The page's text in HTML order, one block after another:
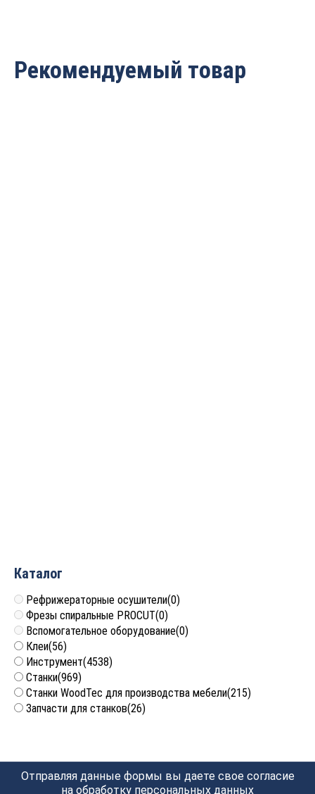
Рекомендуемый товар
Каталог
Рефрижераторные осушители(0)
Фрезы спиральные PROCUT(0)
Вспомогательное оборудование(0)
Клеи(56)
Инструмент(4538)
Станки(969)
Станки WoodTec для производства мебели(215)
Запчасти для станков(26)
Отправляя данные формы вы даете свое согласие
на обработку персональных данных